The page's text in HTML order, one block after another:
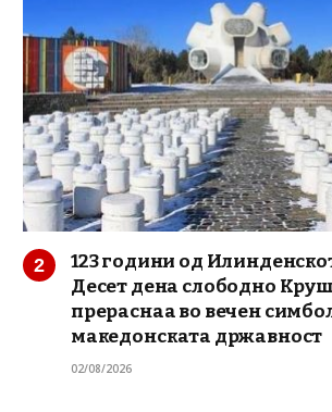
123 години од
Десет дена слободно
прераснаа во вечен
македонската државност
02/08/2026